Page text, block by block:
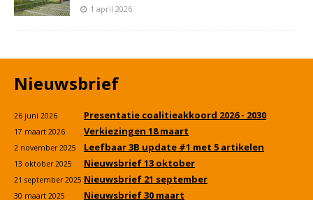
1 april 2026
Nieuwsbrief
26 juni 2026 Presentatie coalitieakkoord 2026 - 2030
17 maart 2026 Verkiezingen 18 maart
2 november 2025 Leefbaar 3B update #1 met 5 artikelen
13 oktober 2025 Nieuwsbrief 13 oktober
21 september 2025 Nieuwsbrief 21 september
30 maart 2025 Nieuwsbrief 30 maart